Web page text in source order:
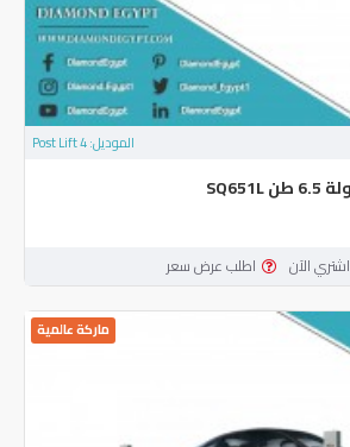
الموديل:4 Post Lift
اشتري الآن اطلب عرض سعر
ماركة عالمية